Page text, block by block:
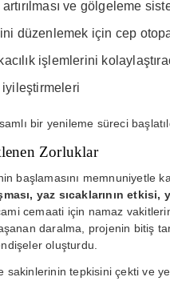
ve gölgeleme
düzenlemek için cep
işlemlerini
iyileştirmeleri
bir yenileme süreci
Zorluklar
başlamasını memnuniyetle
yaz sıcaklarının
cemaati için namaz
daralma, projenin bitiş
oluşturdu.
sakinlerinin tepkisini çekti ve